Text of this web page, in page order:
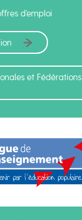
d'emploi
et Fédérations